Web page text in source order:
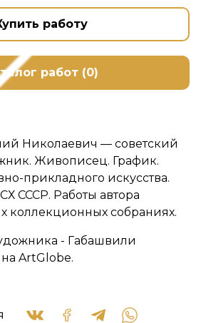
работу
работ (0)
Николаевич — советский
Живописец. График.
прикладного искусства.
СССР. Работы автора
коллекционных собраниях.
- Габашвили
ArtGlobe.